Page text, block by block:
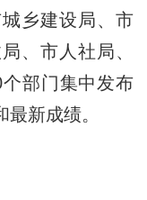
乡建设局、市
、市人社局、
部门集中发布
新成绩。